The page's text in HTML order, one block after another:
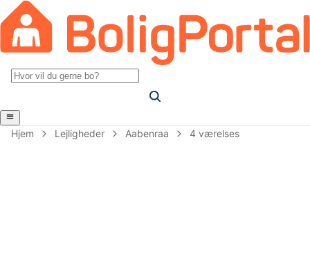
Hjem Lejligheder Aabenraa 4 værelses